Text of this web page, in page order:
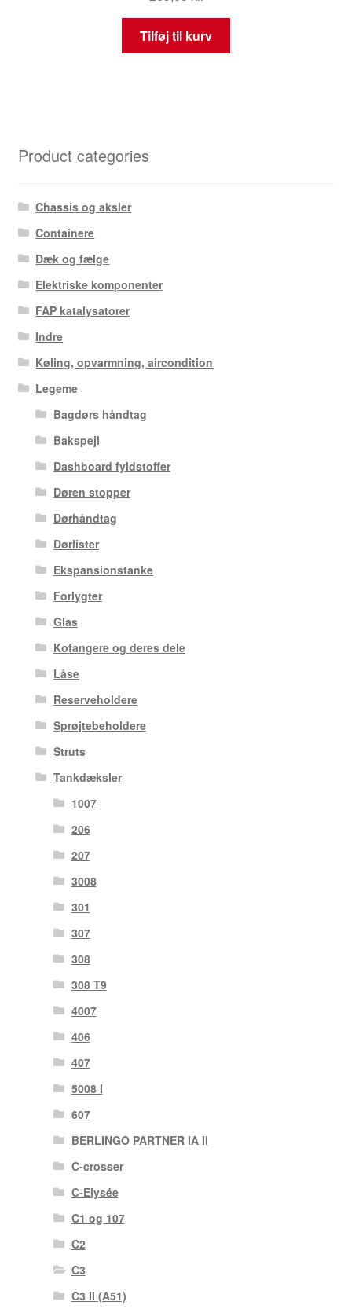
Tilføj til kurv
Product categories
Chassis og aksler
Containere
Dæk og fælge
Elektriske komponenter
FAP katalysatorer
Indre
Køling, opvarmning, aircondition
Legeme
Bagdørs håndtag
Bakspejl
Dashboard fyldstoffer
Døren stopper
Dørhåndtag
Dørlister
Ekspansionstanke
Forlygter
Glas
Kofangere og deres dele
Låse
Reserveholdere
Sprøjtebeholdere
Struts
Tankdæksler
1007
206
207
3008
301
307
308
308 T9
4007
406
407
5008 I
607
BERLINGO PARTNER IA II
C-crosser
C-Elysée
C1 og 107
C2
C3
C3 II (A51)